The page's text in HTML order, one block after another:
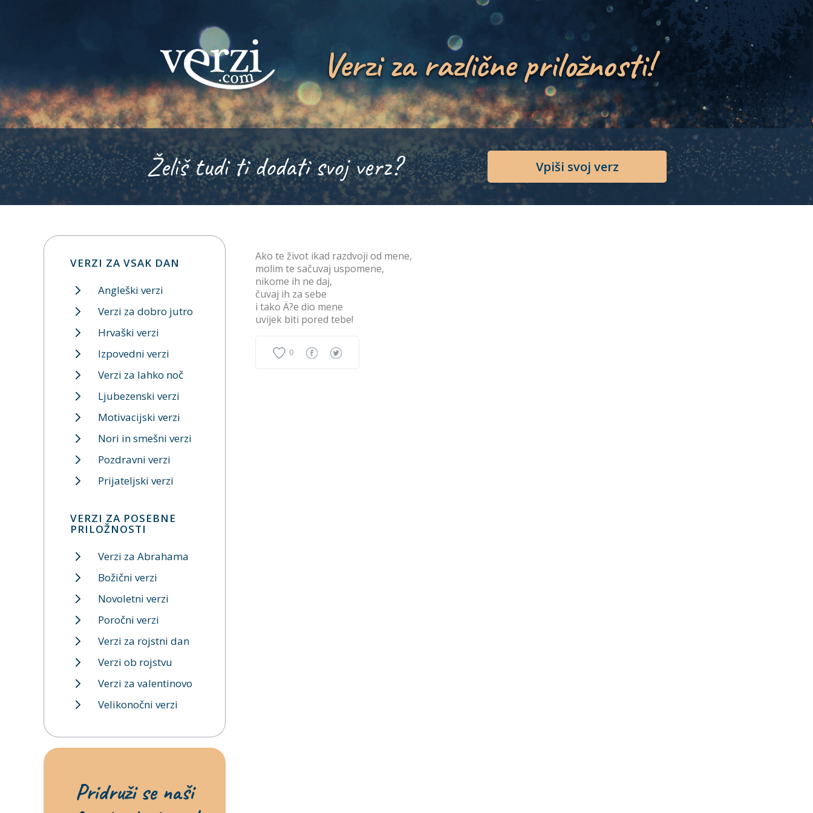
Verzi za različne priložnosti!
Želiš tudi ti dodati svoj verz? Vpiši svoj verz
Ako te život ikad razdvoji od mene,
molim te sačuvaj uspomene,
nikome ih ne daj,
čuvaj ih za sebe
i tako Ä?e dio mene
uvijek biti pored tebe!
0
VERZI ZA VSAK DAN
Angleški verzi
Verzi za dobro jutro
Hrvaški verzi
Izpovedni verzi
Verzi za lahko noč
Ljubezenski verzi
Motivacijski verzi
Nori in smešni verzi
Pozdravni verzi
Prijateljski verzi
VERZI ZA POSEBNE
PRILOŽNOSTI
Verzi za Abrahama
Božični verzi
Novoletni verzi
Poročni verzi
Verzi za rojstni dan
Verzi ob rojstvu
Verzi za valentinovo
Velikonočni verzi
Pridruži se naši